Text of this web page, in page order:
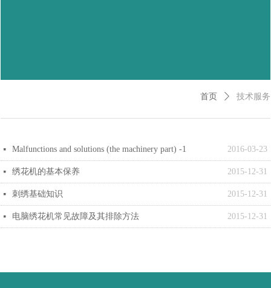
首页 ꄲ 技术服务
2016-03-23
넷 Malfunctions and solutions (the machinery part) -1
2015-12-31
넷 绣花机的基本保养
2015-12-31
넷 刺绣基础知识
2015-12-31
넷 电脑绣花机常见故障及其排除方法